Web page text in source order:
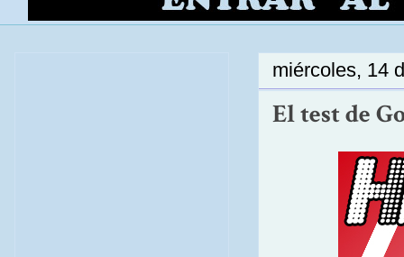
miércoles, 14
El test de